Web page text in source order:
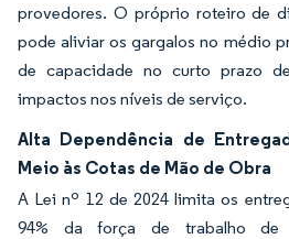
provedores. O próprio roteiro de
pode aliviar os gargalos no médio
de capacidade no curto prazo
impactos nos níveis de serviço.
Alta Dependência de
Meio às Cotas de Mão de Obra
A Lei nº 12 de 2024 limita os
94% da força de trabalho de